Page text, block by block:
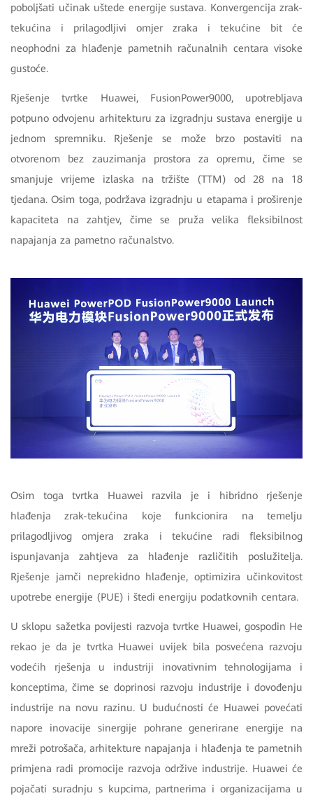
poboljšati učinak uštede energije sustava. Konvergencija zrak-
tekućina i prilagodljivi omjer zraka i tekućine bit će
neophodni za hlađenje pametnih računalnih centara visoke
gustoće.
Rješenje tvrtke Huawei, FusionPower9000, upotrebljava
potpuno odvojenu arhitekturu za izgradnju sustava energije u
jednom spremniku. Rješenje se može brzo postaviti na
otvorenom bez zauzimanja prostora za opremu, čime se
smanjuje vrijeme izlaska na tržište (TTM) od 28 na 18
tjedana. Osim toga, podržava izgradnju u etapama i proširenje
kapaciteta na zahtjev, čime se pruža velika fleksibilnost
napajanja za pametno računalstvo.
Osim toga tvrtka Huawei razvila je i hibridno rješenje
hlađenja zrak-tekućina koje funkcionira na temelju
prilagodljivog omjera zraka i tekućine radi fleksibilnog
ispunjavanja zahtjeva za hlađenje različitih poslužitelja.
Rješenje jamči neprekidno hlađenje, optimizira učinkovitost
upotrebe energije (PUE) i štedi energiju podatkovnih centara.
U sklopu sažetka povijesti razvoja tvrtke Huawei, gospodin He
rekao je da je tvrtka Huawei uvijek bila posvećena razvoju
vodećih rješenja u industriji inovativnim tehnologijama i
konceptima, čime se doprinosi razvoju industrije i dovođenju
industrije na novu razinu. U budućnosti će Huawei povećati
napore inovacije sinergije pohrane generirane energije na
mreži potrošača, arhitekture napajanja i hlađenja te pametnih
primjena radi promocije razvoja održive industrije. Huawei će
pojačati suradnju s kupcima, partnerima i organizacijama u